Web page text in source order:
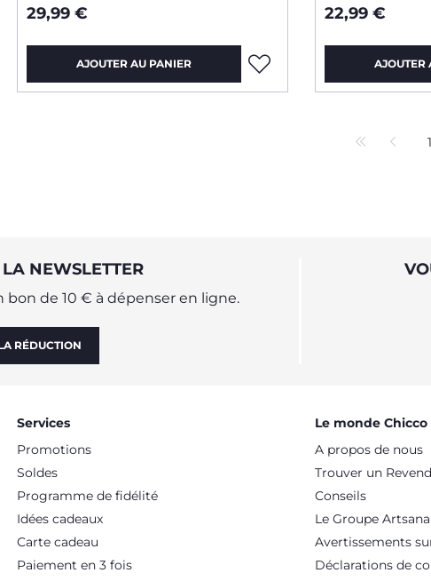
29,99 €
AJOUTER AU PANIER
22,99 €
AJOUTER
NEWSLETTER
de 10 € à dépenser en ligne.
RÉDUCTION
Services
Promotions
Soldes
Programme de fidélité
Idées cadeaux
Carte cadeau
Paiement en 3 fois
Le monde Chicco
A propos de nous
Trouver un
Conseils
Le Groupe Artsana
Avertissements
Déclarations de